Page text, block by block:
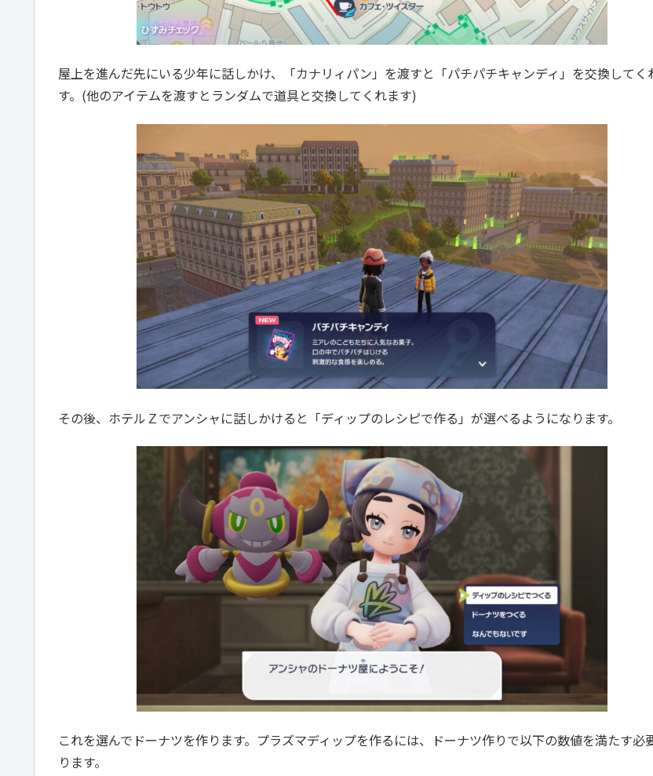
屋上を進んだ先にいる少年に話しかけ、「カナリィパン」を渡すと「パチパチキャンディ」を交換してく
す。(他のアイテムを渡すとランダムで道具と交換してくれます)
その後、ホテルＺでアンシャに話しかけると「ディップのレシピで作る」が選べるようになります。
これを選んでドーナツを作ります。プラズマディップを作るには、ドーナツ作りで以下の数値を満たす必
ります。